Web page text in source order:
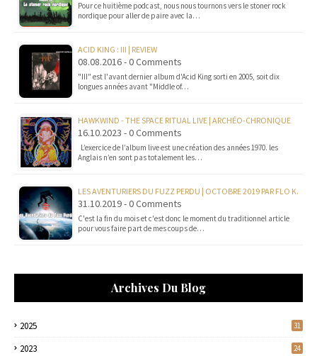
Pour ce huitième podcast, nous nous tournons vers le stoner rock
nordique pour aller de paire avec la…
ACID KING : III | REVIEW
08.08.2016 - 0 Comments
"III" est l'avant dernier album d'Acid King sorti en 2005, soit dix
longues années avant "Middle of…
HAWKWIND - THE SPACE RITUAL LIVE | ARCHÉO-CHRONIQUE
16.10.2023 - 0 Comments
L’exercice de l’album live est une création des années 1970. les
Anglais n’en sont pas totalement les…
LES AVENTURIERS DU FUZZ PERDU | OCTOBRE 2019 PAR FLO K.
31.10.2019 - 0 Comments
C'est la fin du mois et c'est donc le moment du traditionnel article
pour vous faire part de mes coups de…
Archives Du Blog
2025 31
2023 24